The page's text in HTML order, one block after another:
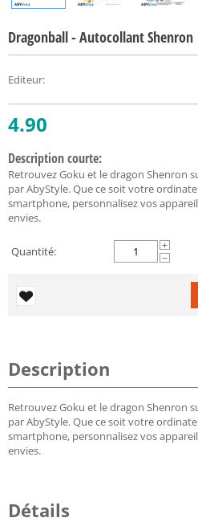
Dragonball - Autocollant Shenron
Editeur:
4.90
Description courte:
Retrouvez Goku et le dragon Shenron
par AbyStyle. Que ce soit votre
smartphone, personnalisez vos
envies.
Quantité:
+
−
Description
Retrouvez Goku et le dragon Shenron
par AbyStyle. Que ce soit votre
smartphone, personnalisez vos
envies.
Détails